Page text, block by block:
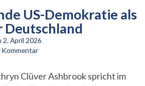
US-Demokratie als
2. April 2026
Kommentarzu
US-
Clüver Ashbrook spricht im